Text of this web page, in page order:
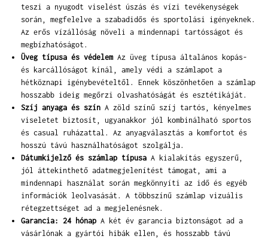
teszi a nyugodt viselést úszás és vízi tevékenységek
során, megfelelve a szabadidős és sportolási igényeknek.
Az erős vízállóság növeli a mindennapi tartósságot és
megbízhatóságot.
Üveg típusa és védelemAz üveg típusa általános kopás-
és karcállóságot kínál, amely védi a számlapot a
hétköznapi igénybevételtől. Ennek köszönhetően a számlap
hosszabb ideig megőrzi olvashatóságát és esztétikáját.
Szíj anyaga és szín A zöld színű szíj tartós, kényelmes
viseletet biztosít, ugyanakkor jól kombinálható sportos
és casual ruházattal. Az anyagválasztás a komfortot és
hosszú távú használhatóságot szolgálja.
Dátumkijelző és számlap típusa A kialakítás egyszerű,
jól áttekinthető adatmegjelenítést támogat, ami a
mindennapi használat során megkönnyíti az idő és egyéb
információk leolvasását. A többszínű számlap vizuális
rétegzettséget ad a megjelenésnek.
Garancia: 24 hónap A két év garancia biztonságot ad a
vásárlónak a gyártói hibák ellen, és hosszabb távú